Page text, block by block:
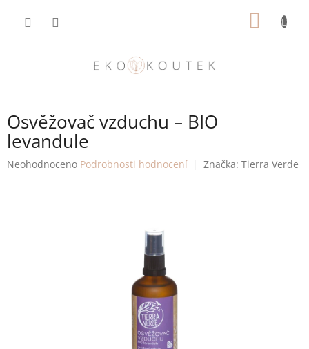
Osvěžovač vzduchu – BIO
levandule
Průměrné
Neohodnoceno Podrobnosti hodnocení Značka: Tierra Verde